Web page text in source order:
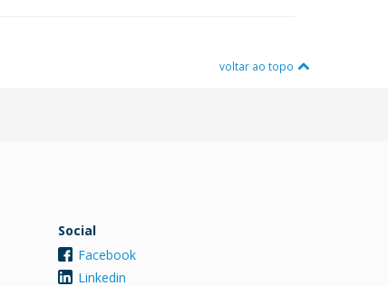
voltar ao topo
Social
Facebook
Linkedin